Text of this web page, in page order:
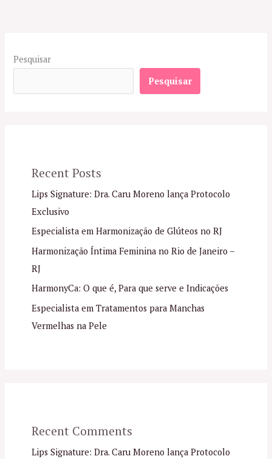
Pesquisar
Pesquisar
Recent Posts
Lips Signature: Dra. Caru Moreno lança Protocolo
Exclusivo
Especialista em Harmonização de Glúteos no RJ
Harmonização Íntima Feminina no Rio de Janeiro –
RJ
HarmonyCa: O que é, Para que serve e Indicações
Especialista em Tratamentos para Manchas
Vermelhas na Pele
Recent Comments
Lips Signature: Dra. Caru Moreno lança Protocolo